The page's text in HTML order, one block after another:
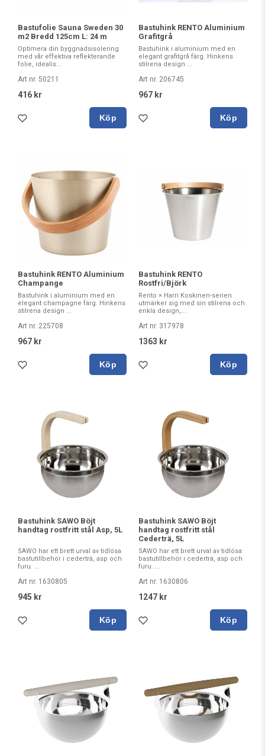
Bastufolie Sauna Sweden 30
m2 Bredd 125cm L: 24 m
Optimera din byggnadsisolering
med vår effektiva reflekterande
folie, idealis...
Art nr. 50211
416 kr
Köp
Bastuhink RENTO Aluminium
Grafitgrå
Bastuhink i aluminium med en
elegant grafitgrå färg. Hinkens
stilrena design ...
Art nr. 206745
967 kr
Köp
Bastuhink RENTO Aluminium
Champange
Bastuhink i aluminium med en
elegant champagne färg. Hinkens
stilrena design ...
Art nr. 225708
967 kr
Köp
Bastuhink RENTO
Rostfri/Björk
Rento × Harri Koskinen-serien
utmärker sig med sin stilrena och
enkla design,...
Art nr. 317978
1363 kr
Köp
Bastuhink SAWO Böjt
handtag rostfritt stål Asp, 5L
SAWO har ett brett urval av tidlösa
bastutillbehör i cederträ, asp och
furu. ...
Art nr. 1630805
945 kr
Köp
Bastuhink SAWO Böjt
handtag rostfritt stål
Cederträ, 5L
SAWO har ett brett urval av tidlösa
bastutillbehör i cederträ, asp och
furu. ...
Art nr. 1630806
1247 kr
Köp